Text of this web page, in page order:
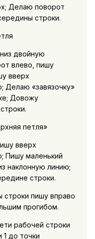
Делаю поворот
строки.
двойную
влево, пишу
вверх
Делаю «завязочку»
Довожу
петля»
вверх
Пишу маленький
наклонную линию;
строки.
строки пишу вправо
прогибом.
рабочей строки
1 до точки